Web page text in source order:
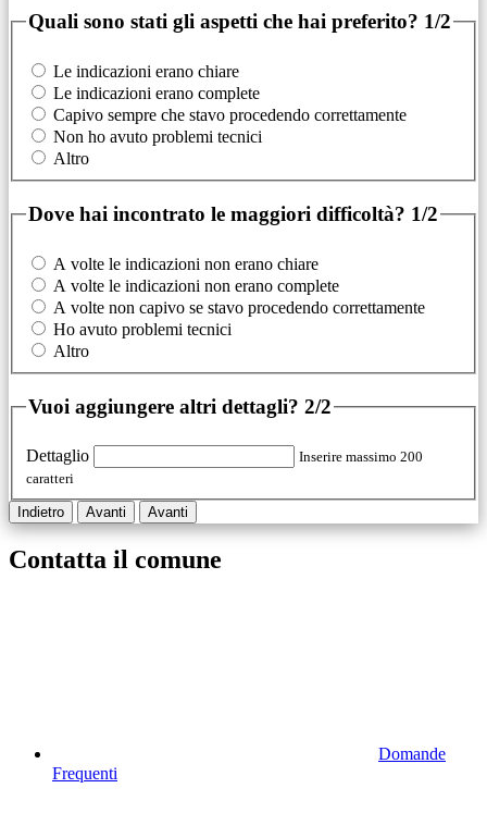
Quali sono stati gli aspetti che hai preferito? 1/2
Le indicazioni erano chiare
Le indicazioni erano complete
Capivo sempre che stavo procedendo correttamente
Non ho avuto problemi tecnici
Altro
Dove hai incontrato le maggiori difficoltà? 1/2
A volte le indicazioni non erano chiare
A volte le indicazioni non erano complete
A volte non capivo se stavo procedendo correttamente
Ho avuto problemi tecnici
Altro
Vuoi aggiungere altri dettagli? 2/2
Dettaglio
Inserire massimo 200
caratteri
Indietro Avanti Avanti
Contatta il comune
Domande
Frequenti